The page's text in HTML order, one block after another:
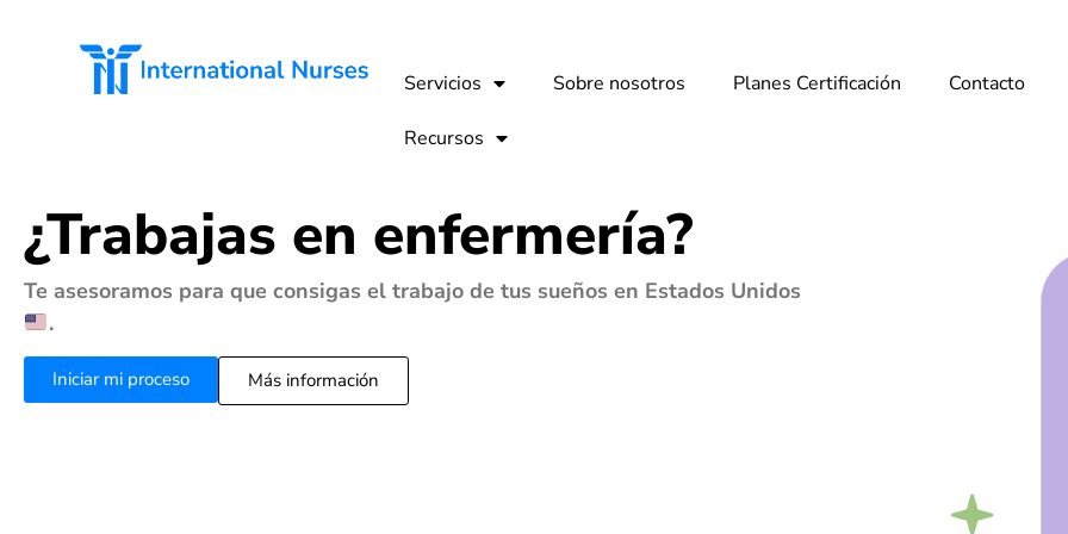
Servicios Sobre nosotros Planes Certificación Contacto
Recursos
¿Trabajas en enfermería?
Te asesoramos para que consigas el trabajo de tus sueños en Estados Unidos
.
Iniciar mi proceso Más información